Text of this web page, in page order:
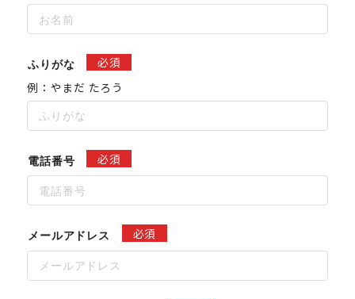
ふりがな
必須
例：やまだ たろう
電話番号 必須
メールアドレス 必須